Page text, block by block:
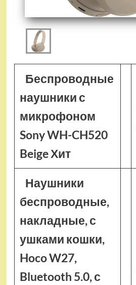
Беспроводные
наушники с
микрофоном
Sony WH-CH520
Beige Хит
Наушники
беспроводные,
накладные, с
ушками кошки,
Hoco W27,
Bluetooth 5.0, с